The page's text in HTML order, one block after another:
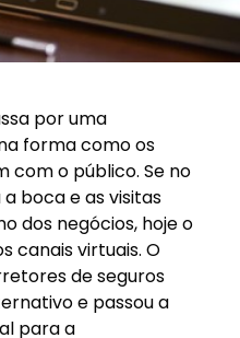
por uma
forma como os
com o público. Se no
boca e as visitas
dos negócios, hoje o
canais virtuais. O
de seguros
e passou a
para a